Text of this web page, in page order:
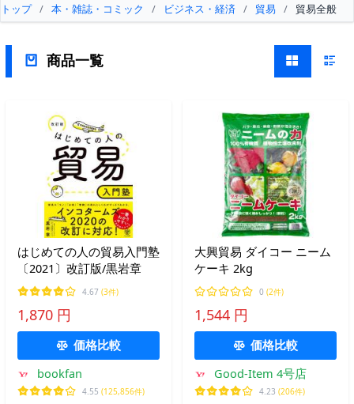
トップ / 本・雑誌・コミック / ビジネス・経済 / 貿易 / 貿易全般
商品一覧
はじめての人の貿易入門塾
〔2021〕改訂版/黒岩章
4.67 (3件)
1,870 円
価格比較
bookfan
4.55 (125,856件)
大興貿易 ダイコー ニーム
ケーキ 2kg
0 (2件)
1,544 円
価格比較
Good-Item 4号店
4.23 (206件)